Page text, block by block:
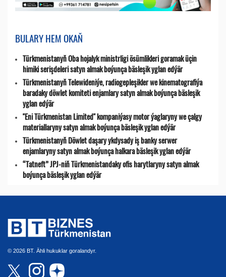
BULARY HEM OKAŇ
Türkmenistanyň Oba hojalyk ministrligi ösümlikleri goramak üçin
himiki serişdeleri satyn almak boýunça bäsleşik yglan edýär
Türkmenistanyň Telewideniýe, radio­gepleşikler we kinematografiýa
baradaky döwlet komiteti enjamlary satyn almak boýunça bäsleşik
yglan edýär
"Eni Türkmenistan Limited" kompaniýasy motor ýaglaryny we çalgy
materiallaryny satyn almak boýunça bäsleşik yglan edýär
Türkmenistanyň Döwlet daşary ykdysady iş banky serwer
enjamlaryny satyn almak boýunça halkara bäsleşik yglan edýär
“Tatneft” JPJ-niň Türkmenistandaky ofis harytlaryny satyn almak
boýunça bäsleşik yglan edýär
© 2026 BT. Ähli hukuklar goralandyr.